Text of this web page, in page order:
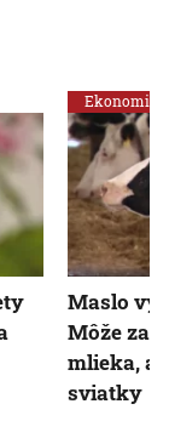
Ekonomika
Maslo
Môže za
mlieka,
sviatky